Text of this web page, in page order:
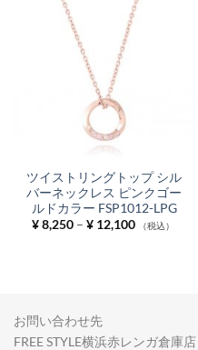
ツイストリングトップ シル
バーネックレス ピンクゴー
ルドカラー FSP1012-LPG
¥8,250 – ¥12,100価
格
（税込）
お問い合わせ先
FREE STYLE横浜赤レンガ倉